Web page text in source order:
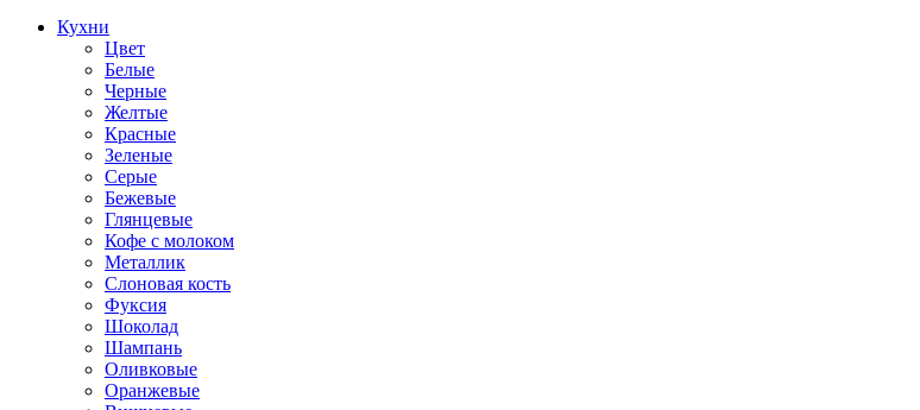
Кухни
Цвет
Белые
Черные
Желтые
Красные
Зеленые
Серые
Бежевые
Глянцевые
Кофе с молоком
Металлик
Слоновая кость
Фуксия
Шоколад
Шампань
Оливковые
Оранжевые